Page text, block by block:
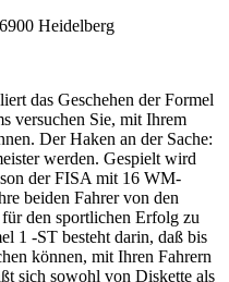
Heidelberg
das Geschehen der Formel
versuchen Sie, mit Ihrem
Der Haken an der Sache:
werden. Gespielt wird
der FISA mit 16 WM-
beiden Fahrer von den
den sportlichen Erfolg zu
1 -ST besteht darin, daß bis
können, mit Ihren Fahrern
sich sowohl von Diskette als